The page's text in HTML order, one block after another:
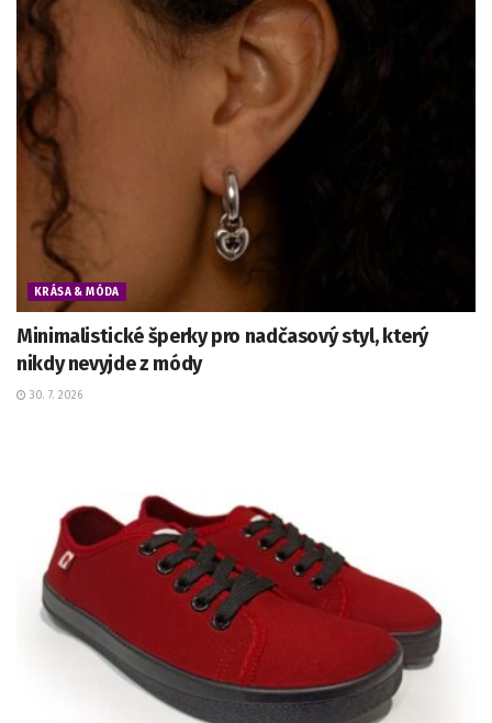
KRÁSA & MÓDA
Minimalistické šperky pro nadčasový styl, který
nikdy nevyjde z módy
30. 7. 2026